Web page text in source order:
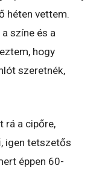
héten vettem.
színe és a
hogy
szeretnék,
rá a cipőre,
igen tetszetős
éppen 60-